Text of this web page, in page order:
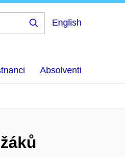
English
Absolventi